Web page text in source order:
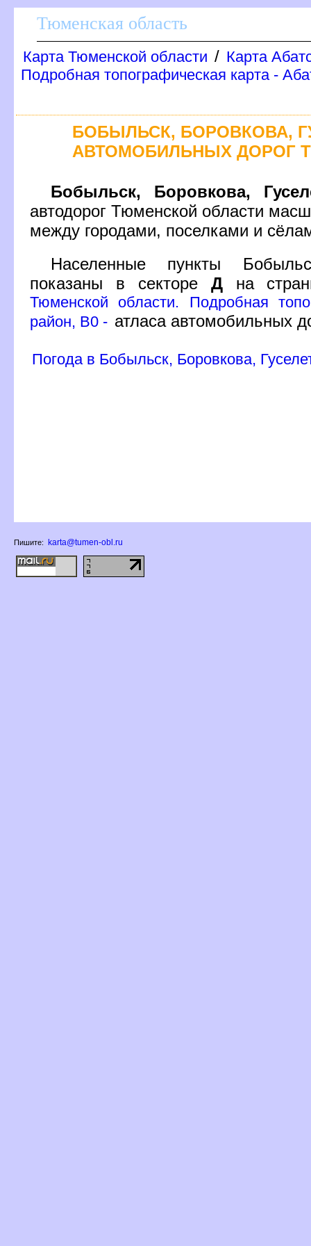
Тюменская область
Карта Тюменской области / Карта
Подробная топографическая карта -
БОБЫЛЬСК, БОРОВКОВА,
АВТОМОБИЛЬНЫХ ДОРОГ
Бобыльск, Боровкова,
автодорог Тюменской области
между городами, поселками и
Населенные пункты
показаны в секторе Дна
Тюменской области. Подробная
район, B0 - атласа автомобильных
Погода в Бобыльск, Боровкова,
Пишите: karta@tumen-obl.ru